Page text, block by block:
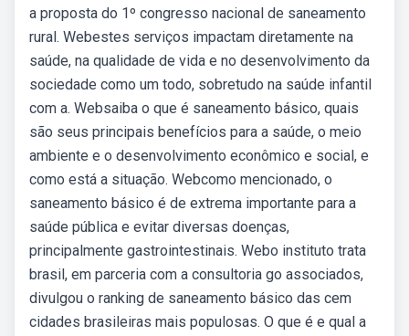
a proposta do 1º congresso nacional de saneamento
rural. Webestes serviços impactam diretamente na
saúde, na qualidade de vida e no desenvolvimento da
sociedade como um todo, sobretudo na saúde infantil
com a. Websaiba o que é saneamento básico, quais
são seus principais benefícios para a saúde, o meio
ambiente e o desenvolvimento econômico e social, e
como está a situação. Webcomo mencionado, o
saneamento básico é de extrema importante para a
saúde pública e evitar diversas doenças,
principalmente gastrointestinais. Webo instituto trata
brasil, em parceria com a consultoria go associados,
divulgou o ranking de saneamento básico das cem
cidades brasileiras mais populosas. O que é e qual a